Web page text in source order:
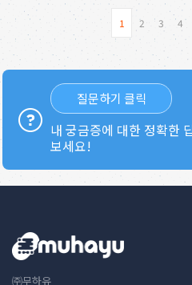
1 2 3 4
질문하기 클릭
내 궁금증에 대한 정확한
보세요!
㈜무하유